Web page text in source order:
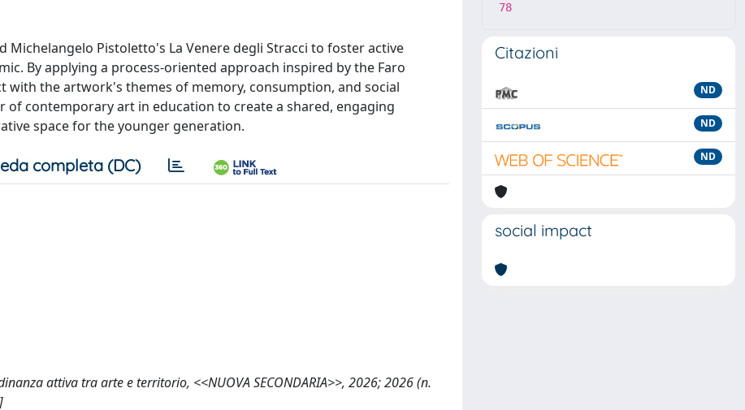
Pistoletto's La Venere degli Stracci to foster active
By applying a process-oriented approach inspired by the Faro
with the artwork's themes of memory, consumption, and social
contemporary art in education to create a shared, engaging
space for the younger generation.
completa (DC)
attiva tra arte e territorio, <<NUOVA SECONDARIA>>, 2026; 2026 (n.
78
Citazioni
ND
ND
ND
social impact